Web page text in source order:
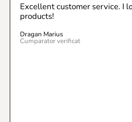
Excellent customer service. I
products!
Dragan Marius
Cumparator verificat